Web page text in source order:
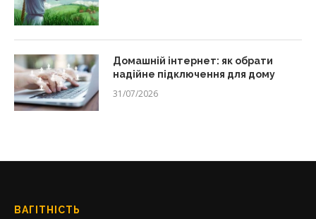
Домашній інтернет: як обрати
надійне підключення для дому
31/07/2026
ВАГІТНІСТЬ